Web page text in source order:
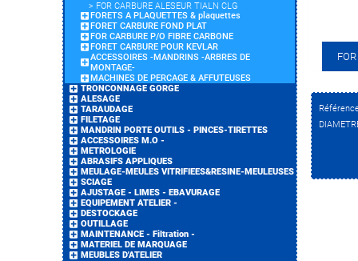
> FOR CARBURE ALESEUR TIALN CLG
FORETS A PLAQUETTES & plaquettes
FORET CARBURE FOND PLAT
FOR CARBURE P/O FIBRE CARBONE
FORET CARBURE POUR KEVLAR
ACCESSOIRES -MANDRINS -ARBRES DE
MONTAGE-
MACHINES DE PERCAGE & AFFUTEUSES
TRONCONNAGE GORGE
ALESAGE
TARAUDAGE
FILETAGE
MANDRIN PORTE OUTILS - PINCES-TIRETTES
ACCESSOIRES M.O -
METROLOGIE
ABRASIFS APPLIQUES
MEULAGE-MEULES VITRIFIEES&RESINE-MEULEUSES
SCIAGE
AJUSTAGE - LIMES - EBAVURAGE
EQUIPEMENT ATELIER -
DESTOCKAGE
OUTILLAGE
MAINTENANCE - Filtration -
MATERIEL DE MARQUAGE
MEUBLES D'ATELIER